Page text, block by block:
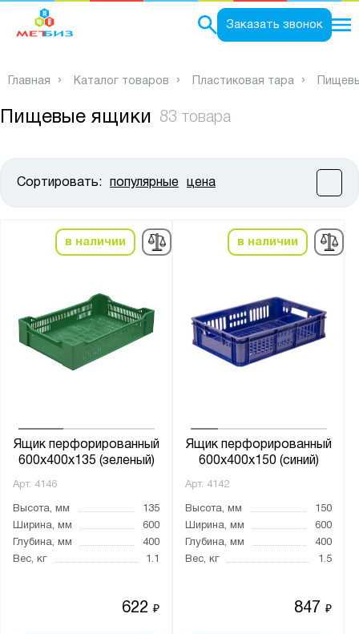
Заказать звонок
Главная Каталог товаров Пластиковая тара
Пищевые ящики 83 товара
Сортировать: популярные цена
в наличии
Ящик перфорированный
600x400x135 (зеленый)
Арт. 4146
Высота, мм
135
Ширина, мм
600
Глубина, мм
400
Вес, кг
1.1
622₽
в наличии
Ящик перфорированный
600x400x150 (синий)
Арт. 4142
Высота, мм
150
Ширина, мм
600
Глубина, мм
400
Вес, кг
1.5
847₽
Ширина, мм:
от до
Цвет:
Белый
Красный